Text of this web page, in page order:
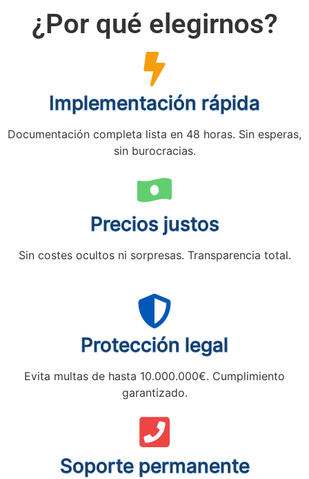
¿Por qué elegirnos?
Implementación rápida
Documentación completa lista en 48 horas. Sin esperas,
sin burocracias.
Precios justos
Sin costes ocultos ni sorpresas. Transparencia total.
Protección legal
Evita multas de hasta 10.000.000€. Cumplimiento
garantizado.
Soporte permanente